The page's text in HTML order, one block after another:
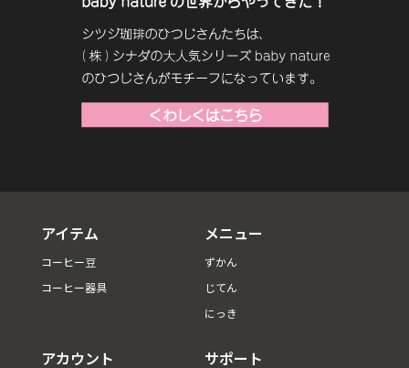
アイテム
コーヒー豆
コーヒー器具
メニュー
ずかん
じてん
にっき
アカウント サポート